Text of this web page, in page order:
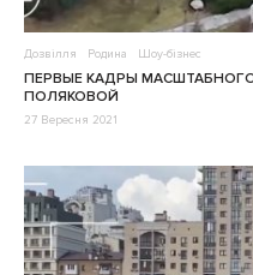
Дозвілля Родина Шоу-бізнес
ПЕРВЫЕ КАДРЫ
ПОЛЯКОВОЙ
27 Вересня 2021